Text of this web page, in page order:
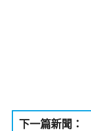
下一篇新聞：